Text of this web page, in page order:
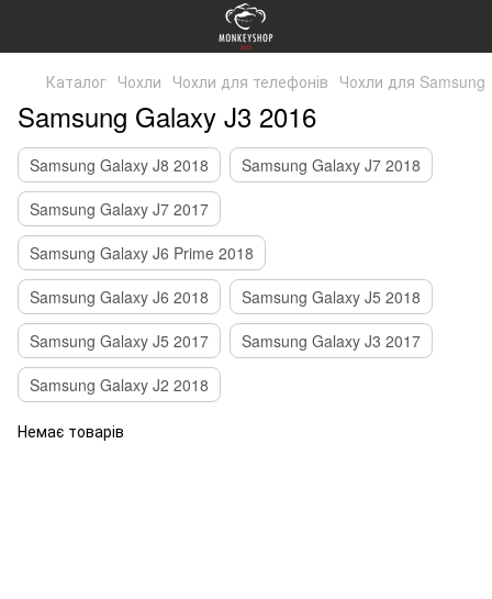
Каталог Чохли Чохли для телефонів Чохли для Samsung
Samsung Galaxy J3 2016
Samsung Galaxy J8 2018
Samsung Galaxy J7 2018
Samsung Galaxy J7 2017
Samsung Galaxy J6 Prime 2018
Samsung Galaxy J6 2018
Samsung Galaxy J5 2018
Samsung Galaxy J5 2017
Samsung Galaxy J3 2017
Samsung Galaxy J2 2018
Немає товарів